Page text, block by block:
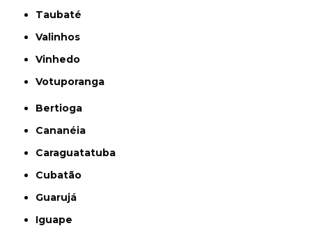
Taubaté
Valinhos
Vinhedo
Votuporanga
Bertioga
Cananéia
Caraguatatuba
Cubatão
Guarujá
Iguape